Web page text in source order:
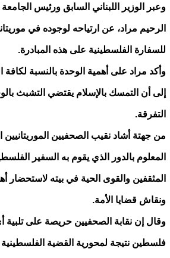
وعبر الوزير اللبناني السابق ورئيس الجامعة
الرحيم مراد، عن ارتياحه لوجوده في
للسفارة الفلسطينية على هذه المبادرة.
وأكد مراد على أهمية الوحدة بالنسبة لكافة
إلى أن التمسك بالإسلام يقتضي التشبث
التفرقة.
من جهتة أشاد نقيب الصحفيين
المعلوم بالدور الذي يقوم به السفير
المثقفين والقوى الحية في بيته لاستحضار
ونقاش قضايا الأمة.
وقال إن نقابة الصحفيين حريصة على
فلسطين نتيجة لمحورية القضية